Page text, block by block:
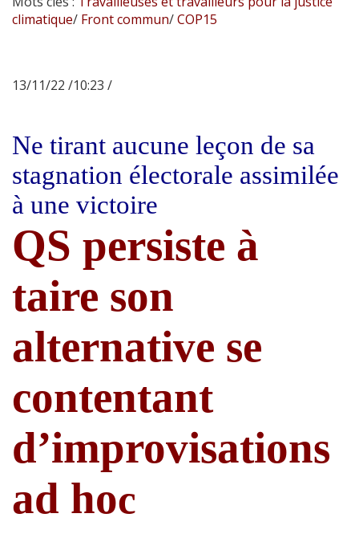
climatique/ Front commun/COP15
13/11/22 /10:23 /
Ne tirant aucune leçon de sa
stagnation électorale assimilée
à une victoire
QS persiste à
taire son
alternative se
contentant
d’improvisations
ad hoc